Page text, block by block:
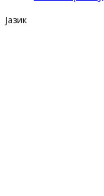
Јазик